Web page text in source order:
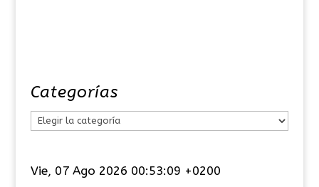
Categorías
e
Vie, 07 Ago 2026 00:53:10 +0200